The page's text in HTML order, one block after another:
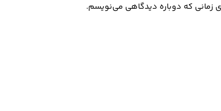
زمانی که دوباره دیدگاهی می‌نویسم.